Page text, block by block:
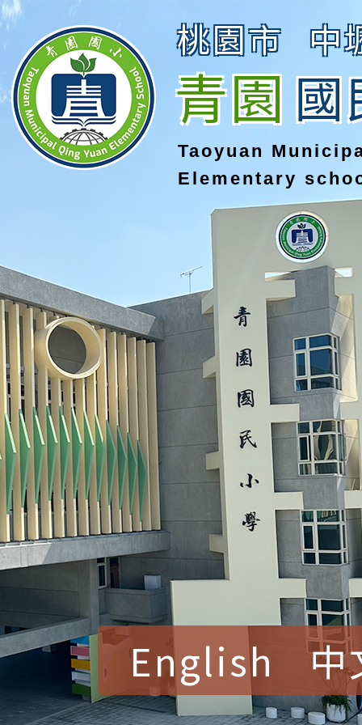
桃園市 中
青園國
Taoyuan
Elementary
English 中
賀！本校參加桃園市中